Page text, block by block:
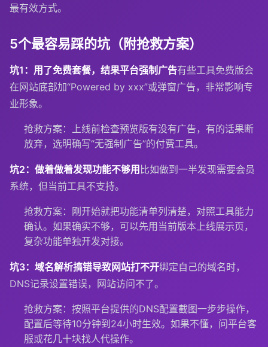
最有效方式。
5个最容易踩的坑（附抢救方案）
坑1：用了免费套餐，结果平台强制广告有些工具免费版会
在网站底部加“Powered by xxx”或弹窗广告，非常影响专
业形象。
抢救方案：上线前检查预览版有没有广告，有的话果断
放弃，选明确写“无强制广告”的付费工具。
坑2：做着做着发现功能不够用比如做到一半发现需要会员
系统，但当前工具不支持。
抢救方案：刚开始就把功能清单列清楚，对照工具能力
确认。如果确实不够，可以先用当前版本上线展示页，
复杂功能单独开发对接。
坑3：域名解析搞错导致网站打不开绑定自己的域名时，
DNS记录设置错误，网站访问不了。
抢救方案：按照平台提供的DNS配置截图一步步操作，
配置后等待10分钟到24小时生效。如果不懂，问平台客
服或花几十块找人代操作。